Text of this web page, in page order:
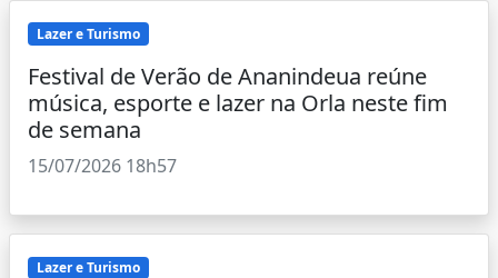
Lazer e Turismo
Festival de Verão de Ananindeua reúne
música, esporte e lazer na Orla neste fim
de semana
15/07/2026 18h57
Lazer e Turismo